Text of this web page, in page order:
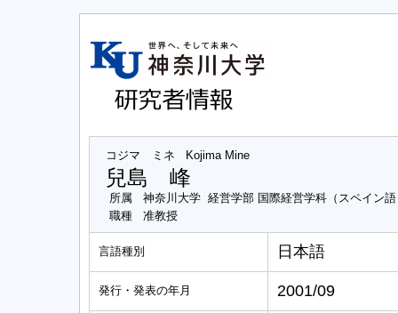
コジマ ミネ Kojima Mine
兒島 峰
所属
神奈川大学 経営学部 国際経営学科（スペイン
職種
准教授
言語種別 日本語
発行・発表の年月 2001/09